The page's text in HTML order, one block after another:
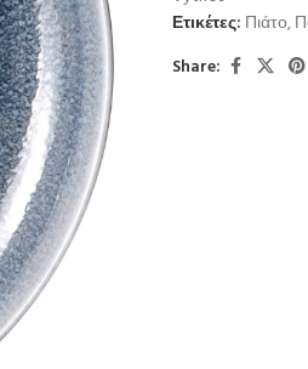
Ετικέτες: Πιάτο,
Share: